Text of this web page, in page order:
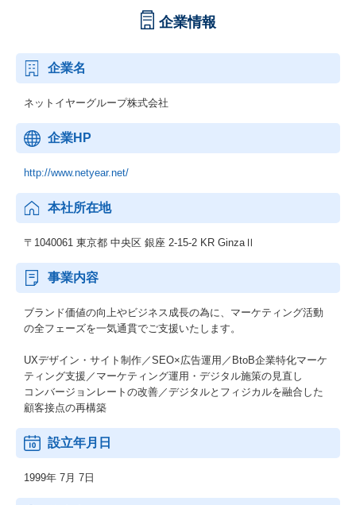
企業情報
企業名
ネットイヤーグループ株式会社
企業HP
http://www.netyear.net/
本社所在地
〒1040061 東京都 中央区 銀座 2-15-2 KR GinzaⅡ
事業内容
ブランド価値の向上やビジネス成長の為に、マーケティング活動
の全フェーズを一気通貫でご支援いたします。
UXデザイン・サイト制作／SEO×広告運用／BtoB企業特化マーケ
ティング支援／マーケティング運用・デジタル施策の見直し
コンバージョンレートの改善／デジタルとフィジカルを融合した
顧客接点の再構築
設立年月日
1999年 7月 7日